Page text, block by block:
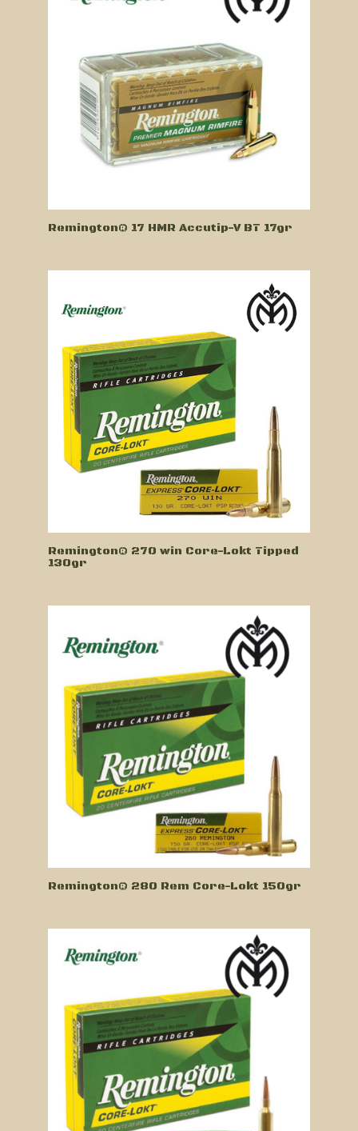
Remington® 17 HMR Accutip-V BT 17gr
Remington® 270 win Core-Lokt Tipped
130gr
Remington® 280 Rem Core-Lokt 150gr